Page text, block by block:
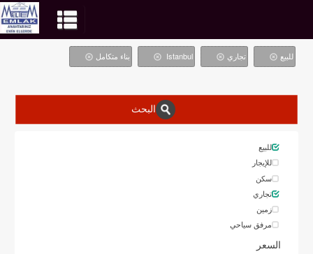
للبيع تجاري Istanbul بناء متكامل
البحث
للبيع
للإيجار
سكن
تجاري
زمین
مرفق سياحي
السعر